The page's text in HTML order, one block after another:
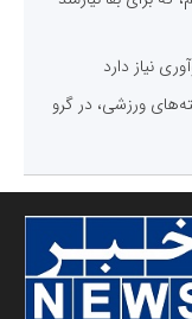
نیاز دارد
ورزشی، در گرو